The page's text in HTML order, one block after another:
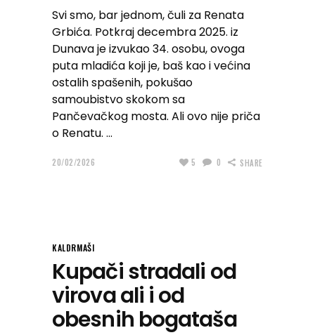
Svi smo, bar jednom, čuli za Renata
Grbića. Potkraj decembra 2025. iz
Dunava je izvukao 34. osobu, ovoga
puta mladića koji je, baš kao i većina
ostalih spašenih, pokušao
samoubistvo skokom sa
Pančevačkog mosta. Ali ovo nije priča
o Renatu.
20/02/2026 5 0 SHARE
KALDRMAŠI
Kupači stradali od
virova ali i od
obesnih bogataša